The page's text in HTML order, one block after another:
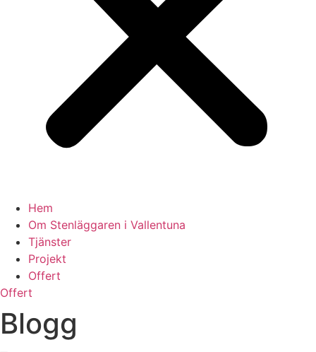
Hem
Om Stenläggaren i Vallentuna
Tjänster
Projekt
Offert
Offert
Blogg